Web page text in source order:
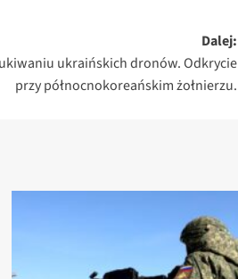
Dalej:
ukraińskich dronów. Odkrycie
przy północnokoreańskim żołnierzu.